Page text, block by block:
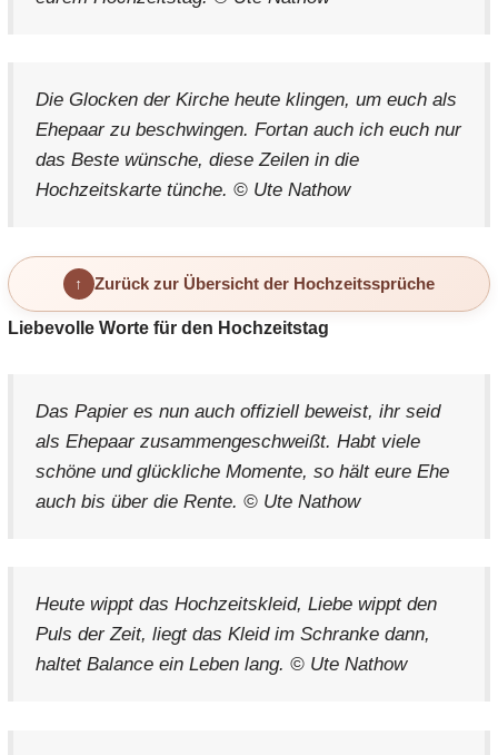
Die Glocken der Kirche heute klingen, um euch als
Ehepaar zu beschwingen. Fortan auch ich euch nur
das Beste wünsche, diese Zeilen in die
Hochzeitskarte tünche. © Ute Nathow
Zurück zur Übersicht der Hochzeitssprüche
Liebevolle Worte für den Hochzeitstag
Das Papier es nun auch offiziell beweist, ihr seid
als Ehepaar zusammengeschweißt. Habt viele
schöne und glückliche Momente, so hält eure Ehe
auch bis über die Rente. © Ute Nathow
Heute wippt das Hochzeitskleid, Liebe wippt den
Puls der Zeit, liegt das Kleid im Schranke dann,
haltet Balance ein Leben lang. © Ute Nathow